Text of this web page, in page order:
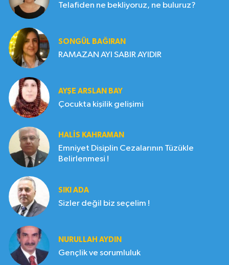
Telafiden ne bekliyoruz, ne buluruz?
SONGÜL BAĞIRAN
RAMAZAN AYI SABIR AYIDIR
AYŞE ARSLAN BAY
Çocukta kişilik gelişimi
HALIS KAHRAMAN
Emniyet Disiplin Cezalarının Tüzükle
Belirlenmesi !
SIKI ADA
Sizler değil biz seçelim !
NURULLAH AYDIN
Gençlik ve sorumluluk